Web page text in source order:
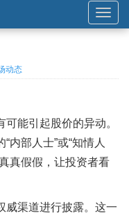
展
开
航
动态
能引起股价的异动。
内部人士”或“知情人
真假假，让投资者看
威渠道进行披露。这一